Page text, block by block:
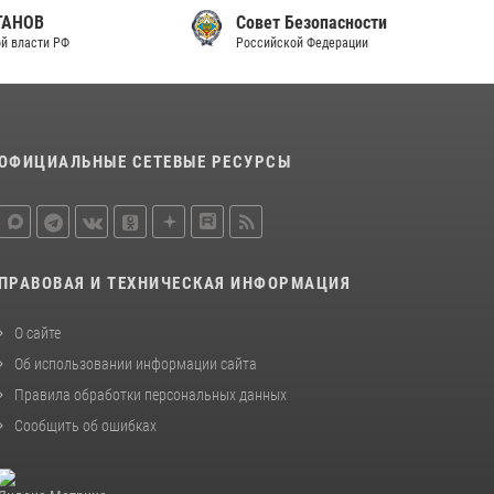
законодательства (видео)
Состоялась рабочая встреча директора
Росгвардии Героя России генерала армии
полномочного представителя Президента
30 июля 2026, 15:35
Совет Безопасности
Российской Федерации
СЕТЕВЫЕ РЕСУРСЫ
ПРАВОВАЯ И ТЕХНИЧЕСКАЯ ИНФОРМАЦИЯ
О сайте
Об использовании информации сайта
Правила обработки персональных данных
Сообщить об ошибках